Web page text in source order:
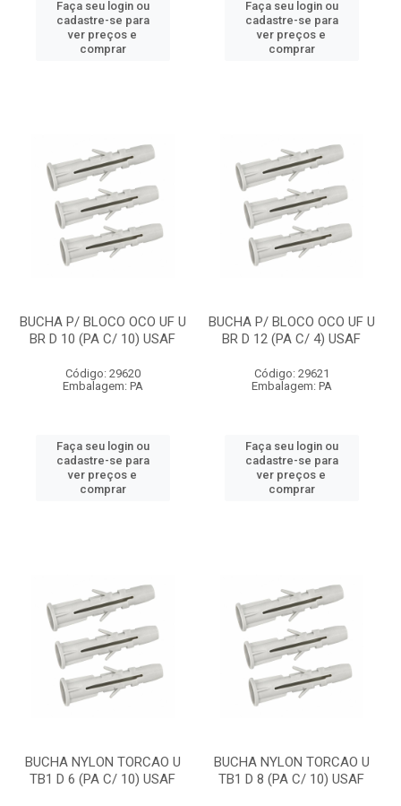
Faça seu login ou
cadastre-se para
ver preços e
comprar
Faça seu login ou
cadastre-se para
ver preços e
comprar
BUCHA P/ BLOCO OCO UF U
BR D 10 (PA C/ 10) USAF
Código: 29620
Embalagem: PA
Faça seu login ou
cadastre-se para
ver preços e
comprar
BUCHA P/ BLOCO OCO UF U
BR D 12 (PA C/ 4) USAF
Código: 29621
Embalagem: PA
Faça seu login ou
cadastre-se para
ver preços e
comprar
BUCHA NYLON TORCAO U
TB1 D 6 (PA C/ 10) USAF
BUCHA NYLON TORCAO U
TB1 D 8 (PA C/ 10) USAF